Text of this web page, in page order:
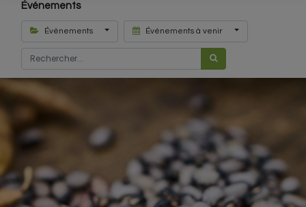
Événements
Évènements Événements à venir